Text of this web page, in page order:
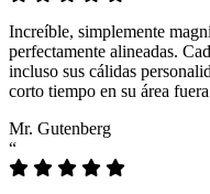
Increíble, simplemente
perfectamente alineadas.
incluso sus cálidas
corto tiempo en su área
Mr. Gutenberg
“